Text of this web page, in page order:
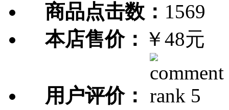
商品点击数： 1569
本店售价： ￥48元
用户评价：